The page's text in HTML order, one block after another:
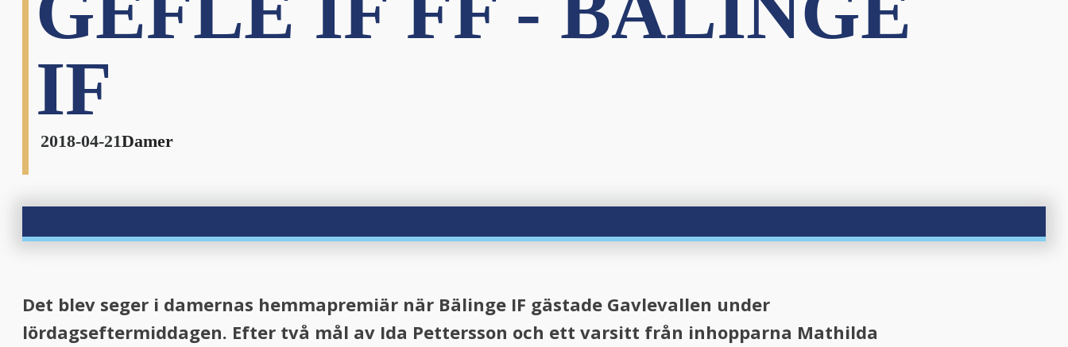
IF
2018-04-21Damer
Det blev seger i damernas hemmapremiär när Bälinge IF gästade Gavlevallen under
lördagseftermiddagen. Efter två mål av Ida Pettersson och ett varsitt från inhopparna Mathilda